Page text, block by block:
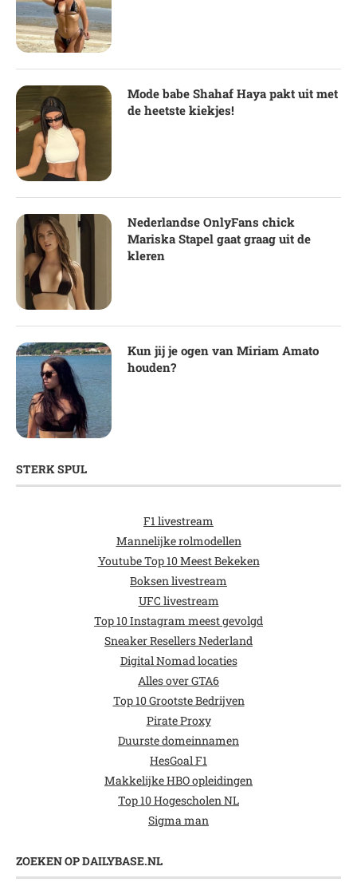
Mode babe Shahaf Haya pakt uit met
de heetste kiekjes!
Nederlandse OnlyFans chick
Mariska Stapel gaat graag uit de
kleren
Kun jij je ogen van Miriam Amato
houden?
STERK SPUL
F1 livestream
Mannelijke rolmodellen
Youtube Top 10 Meest Bekeken
Boksen livestream
UFC livestream
Top 10 Instagram meest gevolgd
Sneaker Resellers Nederland
Digital Nomad locaties
Alles over GTA6
Top 10 Grootste Bedrijven
Pirate Proxy
Duurste domeinnamen
HesGoal F1
Makkelijke HBO opleidingen
Top 10 Hogescholen NL
Sigma man
ZOEKEN OP DAILYBASE.NL